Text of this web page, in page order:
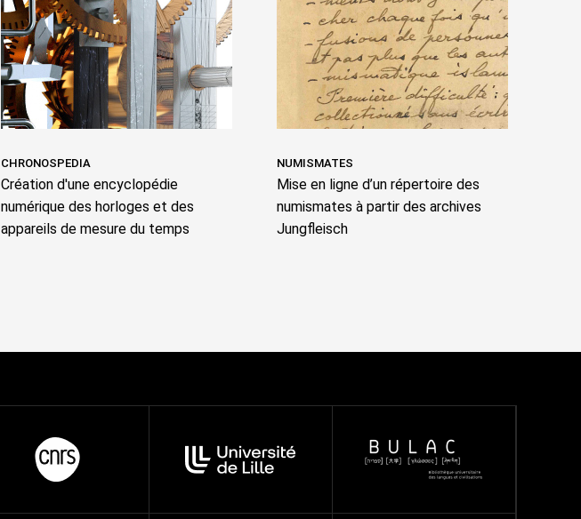
CHRONOSPEDIA
Création d'une encyclopédie
numérique des horloges et des
appareils de mesure du temps
NUMISMATES
Mise en ligne d’un répertoire des
numismates à partir des archives
Jungfleisch